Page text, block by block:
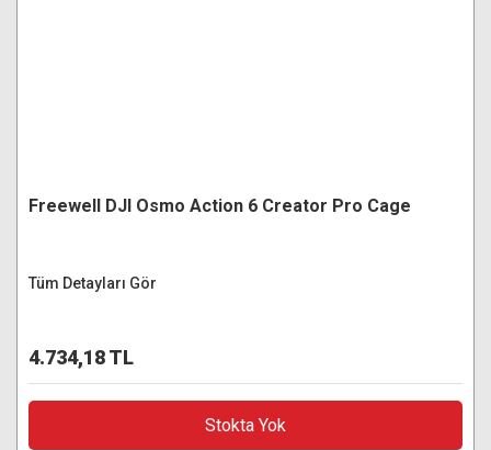
Freewell DJI Osmo Action 6 Creator Pro Cage
Tüm Detayları Gör
4.734,18 TL
Stokta Yok